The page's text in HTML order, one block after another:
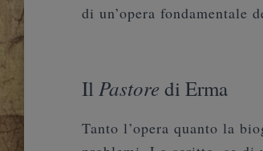
di un’opera
Il Pastore di Erma
Tanto l’opera quanto la